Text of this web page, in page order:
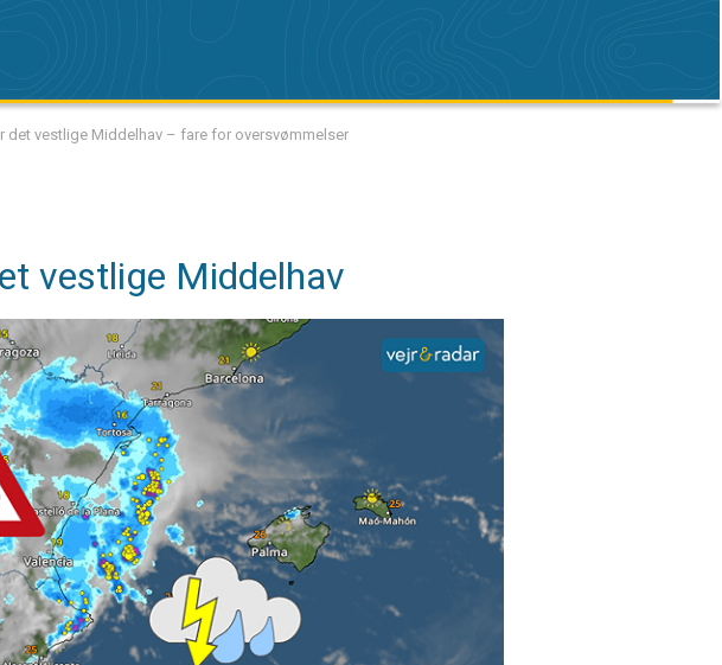
det vestlige Middelhav – fare for oversvømmelser
vestlige Middelhav